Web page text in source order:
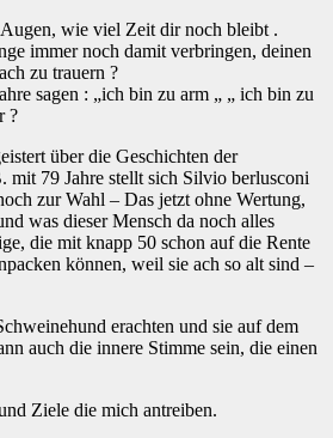
wie viel Zeit dir noch bleibt .
immer noch damit verbringen, deinen
zu trauern ?
sagen : „ich bin zu arm „ „ ich bin zu
?
über die Geschichten der
mit 79 Jahre stellt sich Silvio berlusconi
zur Wahl – Das jetzt ohne Wertung,
was dieser Mensch da noch alles
die mit knapp 50 schon auf die Rente
können, weil sie ach so alt sind –
erachten und sie auf dem
auch die innere Stimme sein, die einen
Ziele die mich antreiben.